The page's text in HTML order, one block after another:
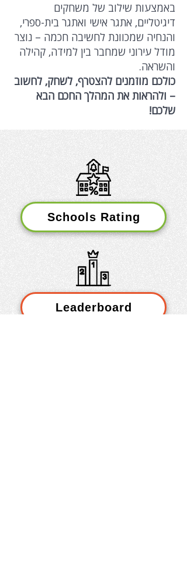
באמצעות שילוב של משחקים
דיגיטליים, אתגר אישי ואתגר בית-ספרי,
והנחיה שמכוונת לחשיבה חכמה – נוצר
מודל עירוני שמחבר בין למידה, קהילה
והשראה.
כולכם מוזמנים להצטרף, לשחק, לחשוב
– ולהראות את המהלך החכם הבא
שלכם!
​Schools Rating
Leaderboard